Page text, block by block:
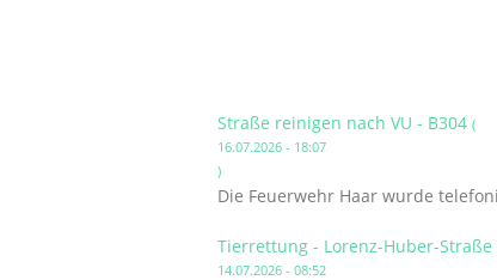
Straße reinigen nach VU - B304 (
16.07.2026 - 18:07
)
Die Feuerwehr Haar wurde
Tierrettung - Lorenz-Huber-Straße
14.07.2026 - 08:52